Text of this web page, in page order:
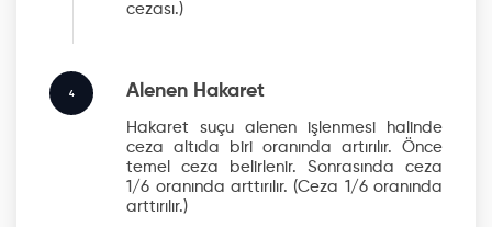
cezası.)
4 Alenen Hakaret
Hakaret suçu alenen işlenmesi halinde
ceza altıda biri oranında artırılır. Önce
temel ceza belirlenir. Sonrasında ceza
1/6 oranında arttırılır. (Ceza 1/6 oranında
arttırılır.)